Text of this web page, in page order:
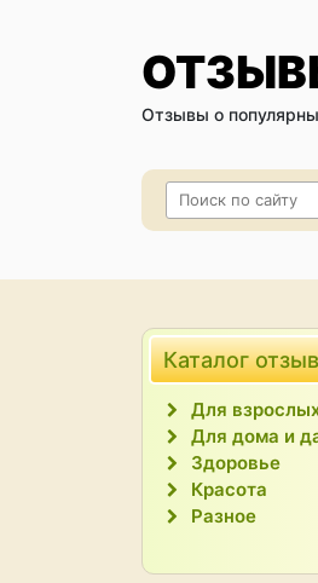
Отзывы о
Каталог
Для
Для дома и
Здоровье
Красота
Разное